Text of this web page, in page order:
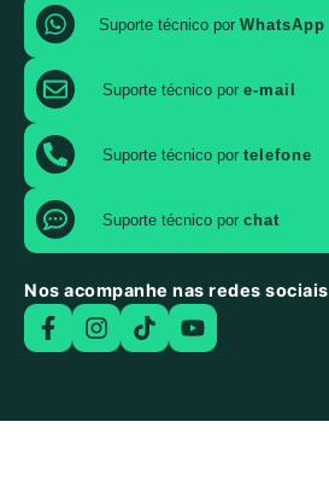
Suporte técnico porWhatsApp
Suporte técnico pore-mail
Suporte técnico portelefone
Suporte técnico porchat
Nos acompanhe nas redes sociais